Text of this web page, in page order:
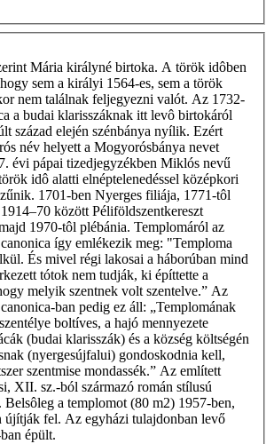
Mária királyné birtoka. A török idôben
sem a királyi 1564-es, sem a török
nem találnak feljegyezni valót. Az 1732-
a budai klarisszáknak itt levô birtokáról
század elején szénbánya nyílik. Ezért
név helyett a Mogyorósbánya nevet
évi pápai tizedjegyzékben Miklós nevű
idô alatti elnéptelenedéssel középkori
1701-ben Nyerges filiája, 1771-tôl
között Péliföldszentkereszt
1970-tôl plébánia. Templomáról az
így emlékezik meg: "Temploma
És mivel régi lakosai a háborúban mind
tótok nem tudják, ki építtette a
melyik szentnek volt szentelve.” Az
ban pedig ez áll: „Templomának
boltíves, a hajó mennyezete
(budai klarisszák) és a község költségén
(nyergesújfalui) gondoskodnia kell,
szentmise mondassék.” Az említett
XII. sz.-ból származó román stílusú
Belsôleg a templomot (80 m2) 1957-ben,
újítják fel. Az egyházi tulajdonban levő
épült.